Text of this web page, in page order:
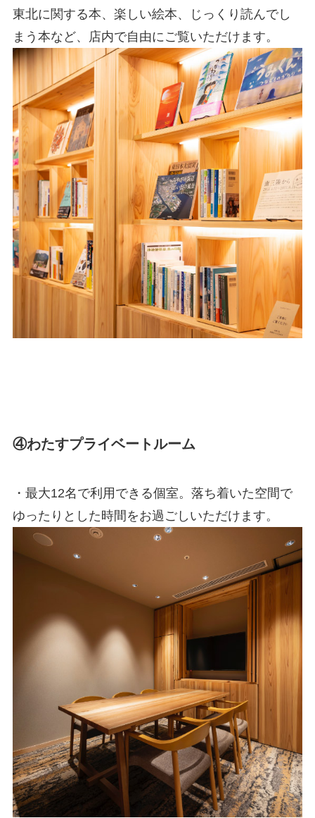
東北に関する本、楽しい絵本、じっくり読んでし
まう本など、店内で自由にご覧いただけます。
④わたすプライベートルーム
・最大12名で利用できる個室。落ち着いた空間で
ゆったりとした時間をお過ごしいただけます。